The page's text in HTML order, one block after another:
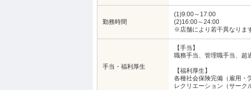
勤務時間
(1)9:00～17:00
(2)16:00～24:00
※店舗により若干異なりま
手当・福利厚生
【手当】
職務手当、管理職手当、超
【福利厚生】
各種社会保険完備（雇用・
レクリエーション（サーク